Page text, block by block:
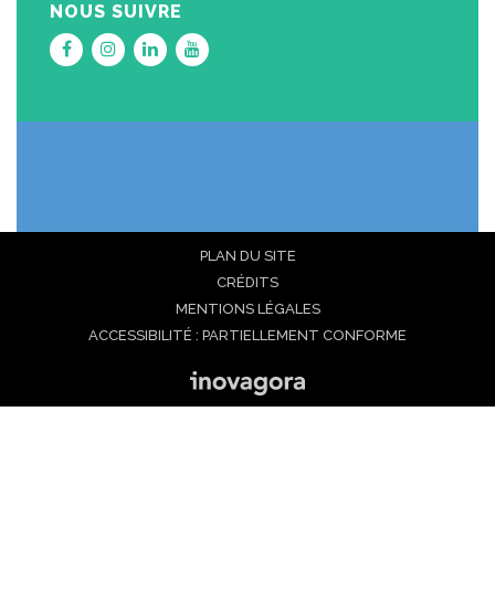
NOUS SUIVRE
Lien
vers
Facebook
Lien
vers
Instagram
Lien
vers
Linkedin
Lien
vers
Youtube
PLAN DU SITE
CRÉDITS
MENTIONS LÉGALES
ACCESSIBILITÉ : PARTIELLEMENT CONFORME